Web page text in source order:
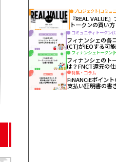
プロジェクト(コミュ
『REAL VALUE
トークンの買い
コミュニティトークン
フィナンシェの各
(CT)がIEOする可
フィナンシェトークン
フィナンシェのト
は？FNCT還元の
特集・コラム
FiNANCiEポイン
支払い証明書の書